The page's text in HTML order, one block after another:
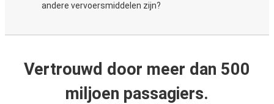
andere vervoersmiddelen zijn?
Vertrouwd door meer dan 500
miljoen passagiers.